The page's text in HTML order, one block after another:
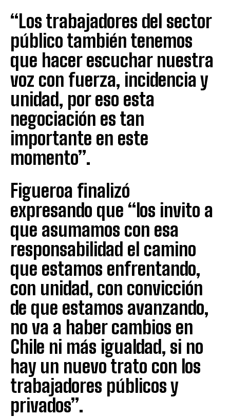
“Los trabajadores del sector
público también tenemos
que hacer escuchar nuestra
voz con fuerza, incidencia y
unidad, por eso esta
negociación es tan
importante en este
momento”.
Figueroa finalizó
expresando que “los invito a
que asumamos con esa
responsabilidad el camino
que estamos enfrentando,
con unidad, con convicción
de que estamos avanzando,
no va a haber cambios en
Chile ni más igualdad, si no
hay un nuevo trato con los
trabajadores públicos y
privados”.